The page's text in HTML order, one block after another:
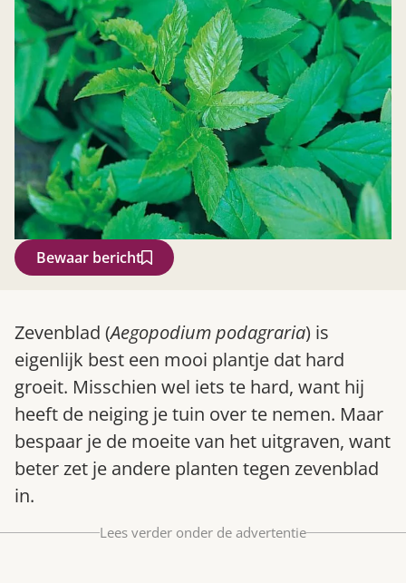
Bestel nu
Bewaar bericht
Zevenblad (Aegopodium podagraria) is
eigenlijk best een mooi plantje dat hard
groeit. Misschien wel iets te hard, want hij
heeft de neiging je tuin over te nemen. Maar
bespaar je de moeite van het uitgraven, want
beter zet je andere planten tegen zevenblad
in.
Lees verder onder de advertentie